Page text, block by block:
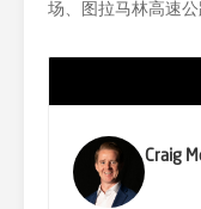
场、图拉马林高速
Craig